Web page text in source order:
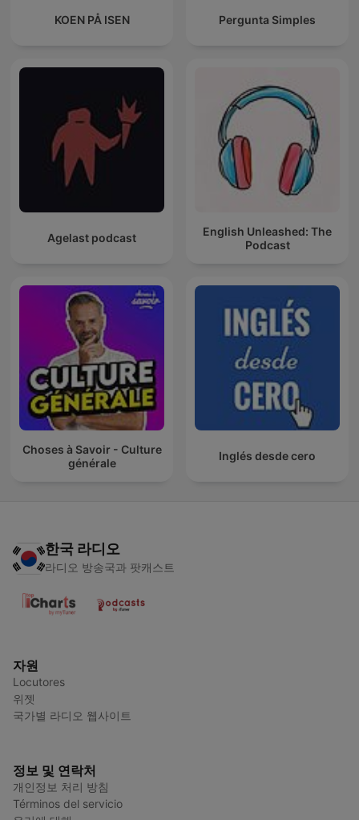
KOEN PÅ ISEN Pergunta Simples
Agelast podcast
English Unleashed: The
Podcast
Choses à Savoir - Culture
générale
Inglés desde cero
한국 라디오
라디오 방송국과 팟캐스트
자원
Locutores
위젯
국가별 라디오 웹사이트
정보 및 연락처
개인정보 처리 방침
Términos del servicio